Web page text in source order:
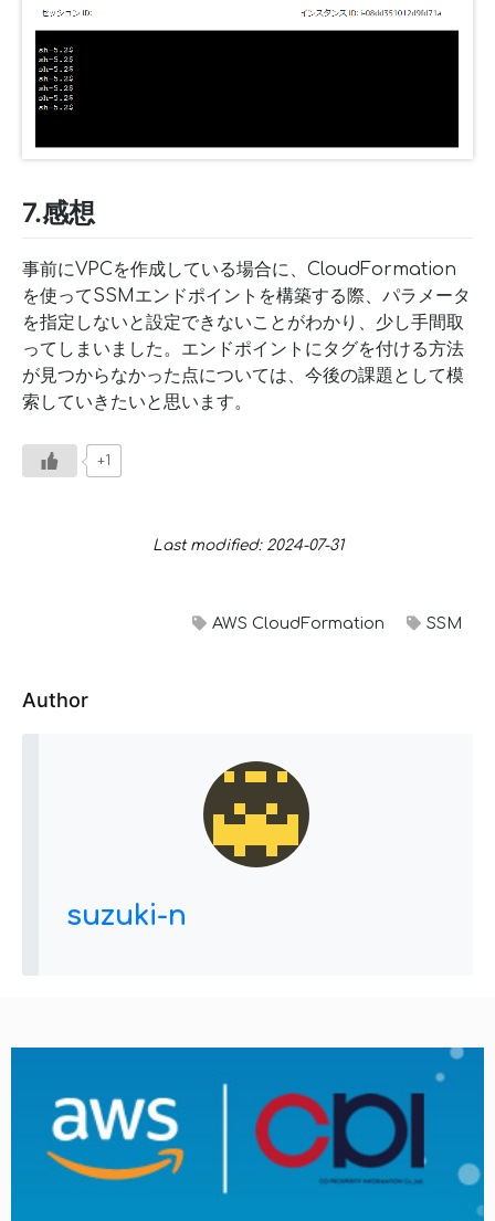
7.感想
事前にVPCを作成している場合に、CloudFormation
を使ってSSMエンドポイントを構築する際、パラメータ
を指定しないと設定できないことがわかり、少し手間取
ってしまいました。エンドポイントにタグを付ける方法
が見つからなかった点については、今後の課題として模
索していきたいと思います。
+1
Last modified: 2024-07-31
AWS CloudFormation SSM
Author
suzuki-n